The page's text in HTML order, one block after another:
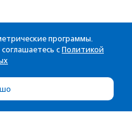
программы.
с Политикой